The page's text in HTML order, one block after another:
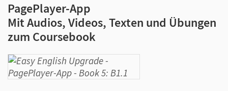
PagePlayer-App
Mit Audios, Videos, Texten und Übungen
zum Coursebook